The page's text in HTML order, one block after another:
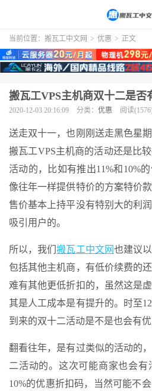
当前位置： 搬瓦工中文网 > 优惠 > 正文
搬瓦工VPS主机商双十二是否
2020-12-03 20:16:09 分类： 优惠 阅读
送走双十一，也刚刚送走黑色星
搬瓦工VPS主机商的活动还是比
活动的，比如有推出11%和10%
像往年一样提供特价的方案特价
售价基本上持平没有特别大的利
吸引用户的。
所以，我们搬瓦工中文网也建议
包括其他主机商，有低价续费的
难有其他更低折扣的，虽然这是
其是人工成本是有提升的。时至
到来的双十二活动是不是也会有优
翻看往年，是有过类似的活动的
二活动的。这次可能商家也会有
10%的优惠折扣码，当然可能不